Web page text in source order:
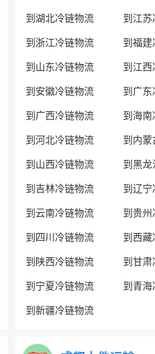
到湖北冷链物流 到江苏
到浙江冷链物流 到福建
到山东冷链物流 到江西
到安徽冷链物流 到广东
到广西冷链物流 到海南
到河北冷链物流 到内蒙
到山西冷链物流 到黑龙
到吉林冷链物流 到辽宁
到云南冷链物流 到贵州
到四川冷链物流 到西藏
到陕西冷链物流 到甘肃
到宁夏冷链物流 到青海
到新疆冷链物流